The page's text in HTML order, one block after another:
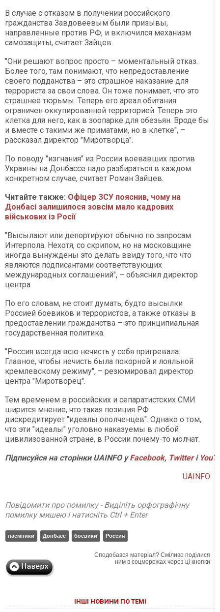
В случае с отказом в получении российского
гражданства Завдовеевым были призывы,
направленные против РФ, и включился механизм
самозащиты, считает Зайцев.
"Они решают вопрос просто – моментальный отказ.
Более того, там понимают, что непредоставление
своего подданства – это страшное наказание для
террориста за свои слова. Он тоже понимает, что это
страшнее тюрьмы. Теперь его ареал обитания
ограничен оккупированной территорией. Теперь это
клетка для него, как в зоопарке для обезьян. Вроде бы
и вместе с такими же приматами, но в клетке", –
рассказал директор "Миротворца".
По поводу "изгнания" из России воевавших против
Украины на Донбассе надо разбираться в каждом
конкретном случае, считает Роман Зайцев.
Читайте также: Офіцер ЗСУ пояснив, чому на
Донбасі залишилося зовсім мало кадрових
військових із Росії​​​​​​​
"Высылают или депортируют обычно по запросам
Интерпола. Нехотя, со скрипом, но на московщине
иногда вынуждены это делать ввиду того, что что
являются подписантами соответствующих
международных соглашений", – объяснил директор
центра.
По его словам, не стоит думать, будто высылки
Россией боевиков и террористов, а также отказы в
предоставлении гражданства – это принципиальная
государственная политика.
"Россия всегда всю нечисть у себя пригревала.
Главное, чтобы нечисть была покорной и лояльной
кремлевскому режиму", – резюмировал директор
центра "Миротворец".
Тем временем в российских и сепаратистских СМИ
ширится мнение, что такая позиция РФ
дискредитирует "идеалы ополченцев". Однако о том,
что эти "идеалы" уголовно наказуемы в любой
цивилизованной стране, в России почему-то молчат.
Підписуйся на сторінки UAINFO уFacebook, Twitterі
UAINFO
Повідомити про помилку - Виділіть орфографічну
помилку мишею і натисніть Ctrl + Enter
наемники Донбасс боевики Россия
Сподобався матеріал? Сміливо поділися
ним в соцмережах через ці кнопки
ІНШІ НОВИНИ ПО ТЕМІ